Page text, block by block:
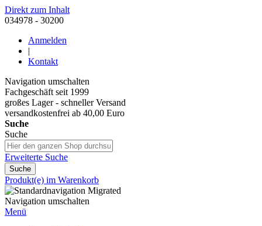
Direkt zum Inhalt
034978 - 30200
Anmelden
|
Kontakt
Navigation umschalten
Fachgeschäft seit 1999
großes Lager - schneller Versand
versandkostenfrei ab 40,00 Euro
Suche
Suche
Erweiterte Suche
Suche
Produkt(e) im Warenkorb
Navigation umschalten
Menü